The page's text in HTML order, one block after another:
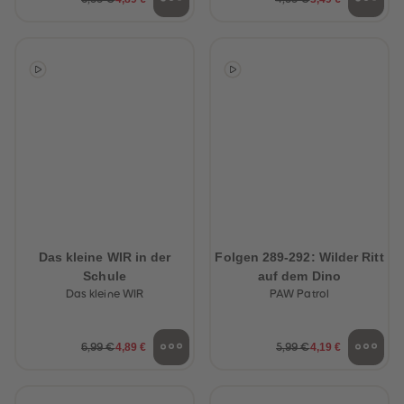
Das kleine WIR in der
Schule
Das kleine WIR
6,99 €4,89 €
Folgen 289-292: Wilder Ritt
auf dem Dino
PAW Patrol
5,99 €4,19 €